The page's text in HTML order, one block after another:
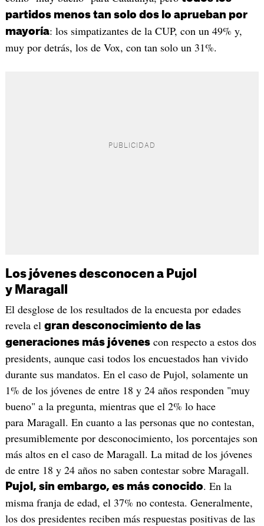
partidos menos tan solo dos lo aprueban por
mayoría: los simpatizantes de la CUP, con un 49% y,
muy por detrás, los de Vox, con tan solo un 31%.
Los jóvenes desconocen a Pujol
y Maragall
El desglose de los resultados de la encuesta por edades
revela el gran desconocimiento de las
generaciones más jóvenescon respecto a estos dos
presidents, aunque casi todos los encuestados han vivido
durante sus mandatos. En el caso de Pujol, solamente un
1% de los jóvenes de entre 18 y 24 años responden "muy
bueno" a la pregunta, mientras que el 2% lo hace
para Maragall. En cuanto a las personas que no contestan,
presumiblemente por desconocimiento, los porcentajes son
más altos en el caso de Maragall. La mitad de los jóvenes
de entre 18 y 24 años no saben contestar sobre Maragall.
Pujol, sin embargo, es más conocido. En la
misma franja de edad, el 37% no contesta. Generalmente,
los dos presidentes reciben más respuestas positivas de las